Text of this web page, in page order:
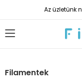
Az üzletünk
Filamentek